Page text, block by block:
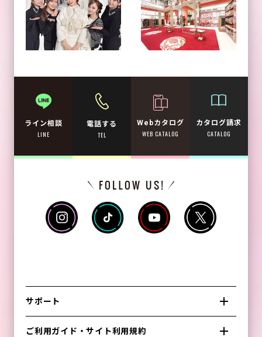
ライン相談
LINE
電話する
TEL
Webカタログ
WEB CATALOG
カタログ請求
CATALOG
サポート
ご利用ガイド・サイト利用規約